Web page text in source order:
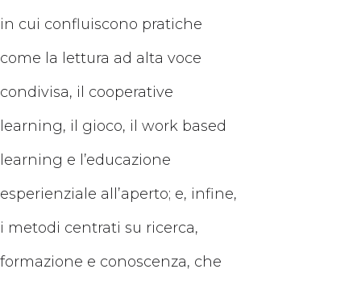
in cui confluiscono pratiche
come la lettura ad alta voce
condivisa, il cooperative
learning, il gioco, il work based
learning e l’educazione
esperienziale all’aperto; e, infine,
i metodi centrati su ricerca,
formazione e conoscenza, che